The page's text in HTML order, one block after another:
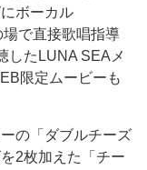
ボーカル
で直接歌唱指導
したLUNA SEAメ
限定ムービーも
の「ダブルチーズ
2枚加えた「チー